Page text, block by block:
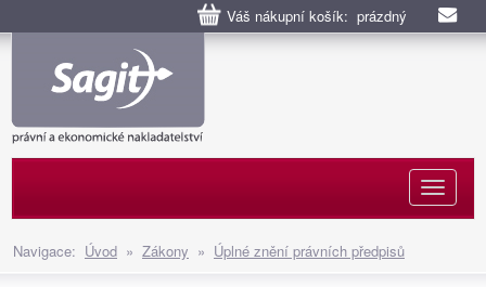
Váš nákupní košík: prázdný
Navigace: Úvod » Zákony » Úplné znění právních předpisů